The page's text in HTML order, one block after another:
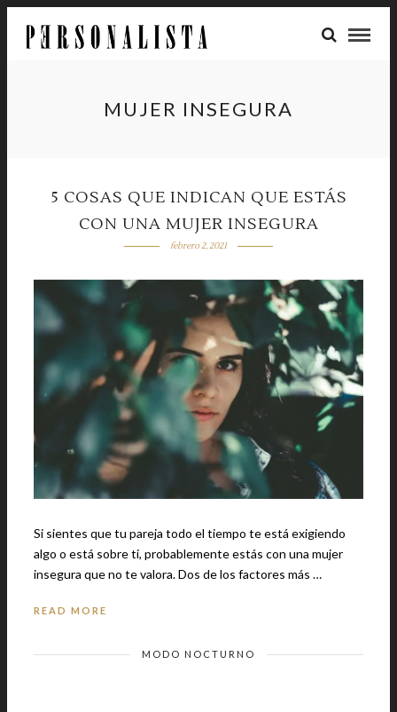
MUJER INSEGURA
5 COSAS QUE INDICAN QUE ESTÁS
CON UNA MUJER INSEGURA
febrero 2, 2021
Si sientes que tu pareja todo el tiempo te está exigiendo
algo o está sobre ti, probablemente estás con una mujer
insegura que no te valora. Dos de los factores más …
READ MORE
MODO NOCTURNO